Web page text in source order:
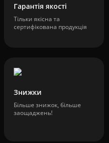
Гарантія якості
Тільки якісна та
сертифікована продукція
Знижки
Більше знижок, більше
заощаджень!